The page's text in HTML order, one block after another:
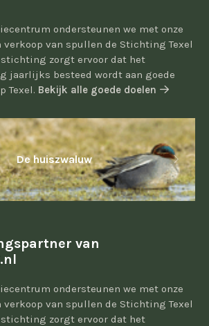
ondersteunen we met onze
van spullen de Stichting Texel
stichting zorgt ervoor dat het
jaarlijks besteed wordt aan goede
Texel. Bekijk alle goede doelen
De huiszwaluw
van
ondersteunen we met onze
van spullen de Stichting Texel
stichting zorgt ervoor dat het